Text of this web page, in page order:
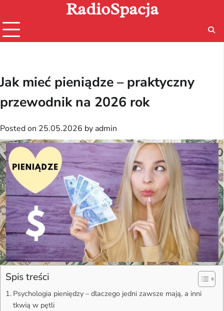
content
RadioSpacja
Jak mieć pieniądze – praktyczny
przewodnik na 2026 rok
Posted on 25.05.2026 by admin
Spis treści
Psychologia pieniędzy – dlaczego jedni zawsze mają, a inni
tkwią w pętli